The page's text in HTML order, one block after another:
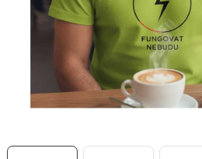
PROVIZNÍ SYSTÉM
Časté otázky
Doprava a platba
Obchodní podmínky
Zásady zpracování ochrany osobních údajů